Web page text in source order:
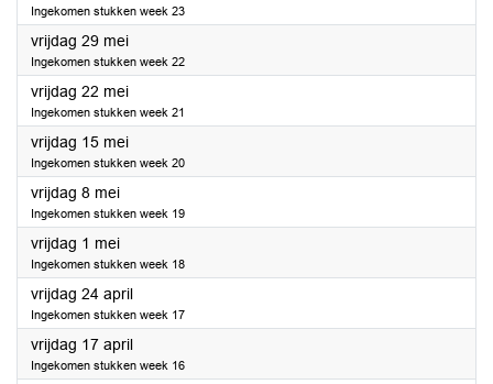
Ingekomen stukken week 23
vrijdag 29 mei2020
Ingekomen stukken week 22
vrijdag 22 mei2020
Ingekomen stukken week 21
vrijdag 15 mei2020
Ingekomen stukken week 20
vrijdag 8 mei2020
Ingekomen stukken week 19
vrijdag 1 mei2020
Ingekomen stukken week 18
vrijdag 24 april2020
Ingekomen stukken week 17
vrijdag 17 april2020
Ingekomen stukken week 16